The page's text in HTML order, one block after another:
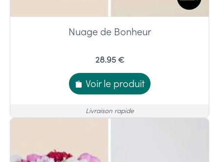
Nuage de Bonheur
28.95 €
Voir le produit
Livraison rapide